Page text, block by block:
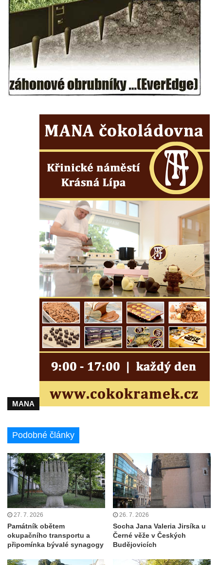
Hřivicích
Kenotaf Antonína Fausta na hřbitově ve
Hřivicích
Kenotaf Josefa Borovského na hřbitově ve
Hřivicích
Hrob Ludvíka Kryla na hřbitově ve Hřivicích
Kenotaf Václava a Jaroslava Kádnerových
Hrob Josefa Marka na hřbitově ve Hřivicích
Hřivicích
Pomník hrdinům na hřbitově ve Hřivicích
Pomník obětem 1. světové války u kostela
Pomník obětem 2. světové války u
kruhového objezdu ve Hřivicích
Válečný kříž nad pískovnou u silnice
Touchovice – Hřivice
Pomník obětem 1. a 2. světové války v
Touchovicích
Hrob Augustina Bergmana na hřbitově v
Jimlíně
Pomník obětem válek u kaple svatého
Josefa v Jimlíně
Kenotaf Bohdana Vohánky na hřbitově v
Opočně u Loun
u Loun
Kenotaf Josefa Fazakaše na hřbitově v
Hrob Josefa Dvořáka na hřbitově v Opočně
u Loun
Hrob Antonína Roflíka na hřbitově v Opočně
u Loun
Hrob Emanuela Hrabala na hřbitově v
Opočně u Loun
Pomník obětem 1. světové války na hřbitově
v Dolním Podluží
Pomník obětem 1. světové války před
MANA
Podobné články
27. 7. 2026
Památník obětem
okupačního transportu a
připomínka bývalé synagogy
26. 7. 2026
Socha Jana Valeria Jirsíka u
Černé věže v Českých
Budějovicích